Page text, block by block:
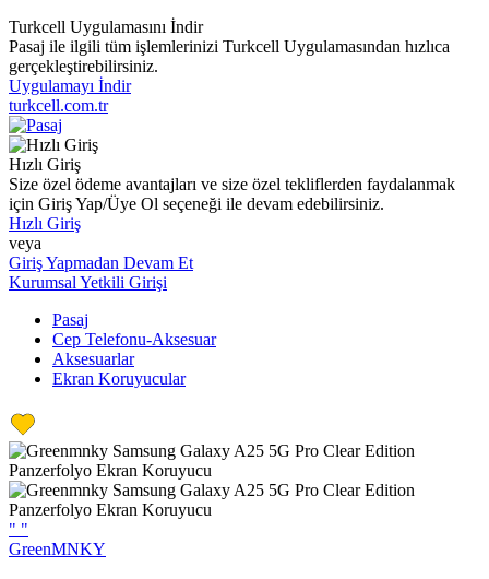
Turkcell Uygulamasını İndir
Pasaj ile ilgili tüm işlemlerinizi Turkcell Uygulamasından hızlıca
gerçekleştirebilirsiniz.
Uygulamayı İndir
turkcell.com.tr
Hızlı Giriş
Size özel ödeme avantajları ve size özel tekliflerden faydalanmak
için Giriş Yap/Üye Ol seçeneği ile devam edebilirsiniz.
Hızlı Giriş
veya
Giriş Yapmadan Devam Et
Kurumsal Yetkili Girişi
Pasaj
Cep Telefonu-Aksesuar
Aksesuarlar
Ekran Koruyucular
" "
GreenMNKY